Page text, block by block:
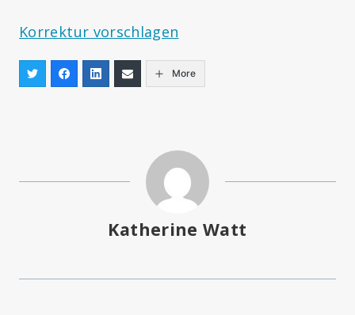
Korrektur vorschlagen
More
Katherine Watt